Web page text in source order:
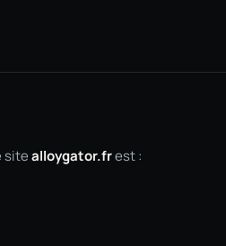
sitealloygator.frest :